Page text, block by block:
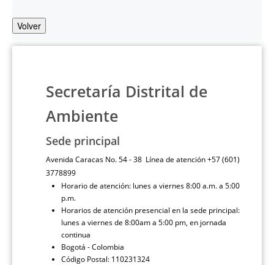
Volver
Secretaría Distrital de
Ambiente
Sede principal
Avenida Caracas No. 54 - 38 Línea de atención +57 (601)
3778899
Horario de atención: lunes a viernes 8:00 a.m. a 5:00
p.m.
Horarios de atención presencial en la sede principal:
lunes a viernes de 8:00am a 5:00 pm, en jornada
continua
Bogotá - Colombia
Código Postal: 110231324